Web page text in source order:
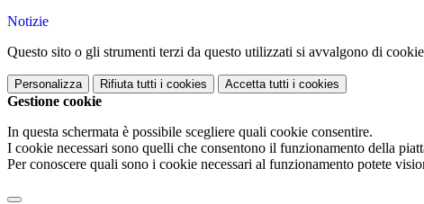
Notizie
Questo sito o gli strumenti terzi da questo utilizzati si avvalgono di
Personalizza Rifiuta tutti i cookies Accetta tutti i cookies
Gestione cookie
In questa schermata è possibile scegliere quali cookie consentire.
I cookie necessari sono quelli che consentono il funzionamento della
Per conoscere quali sono i cookie necessari al funzionamento potete